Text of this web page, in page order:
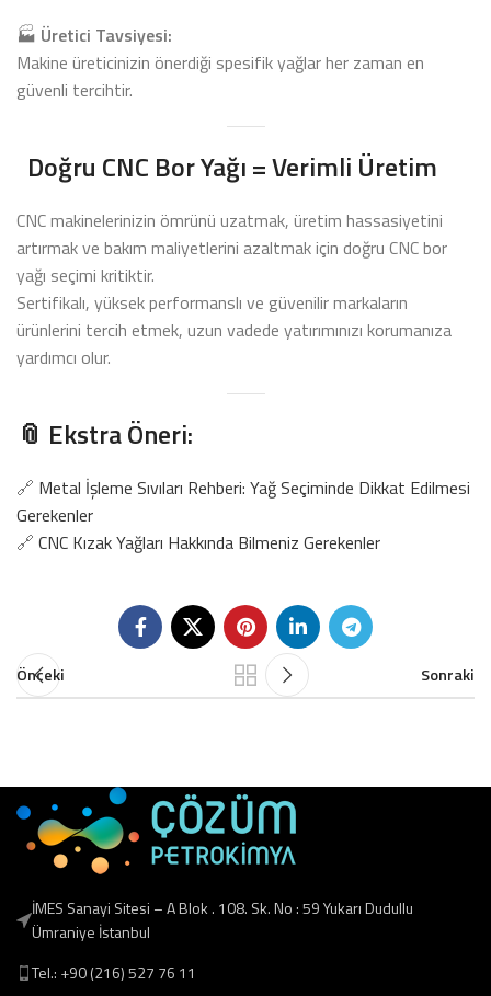
🏭 Üretici Tavsiyesi:
Makine üreticinizin önerdiği spesifik yağlar her zaman en
güvenli tercihtir.
Doğru CNC Bor Yağı = Verimli Üretim
CNC makinelerinizin ömrünü uzatmak, üretim hassasiyetini
artırmak ve bakım maliyetlerini azaltmak için doğru CNC bor
yağı seçimi kritiktir.
Sertifikalı, yüksek performanslı ve güvenilir markaların
ürünlerini tercih etmek, uzun vadede yatırımınızı korumanıza
yardımcı olur.
📎 Ekstra Öneri:
🔗 Metal İşleme Sıvıları Rehberi: Yağ Seçiminde Dikkat Edilmesi
Gerekenler
🔗 CNC Kızak Yağları Hakkında Bilmeniz Gerekenler
Önceki Sonraki
İMES Sanayi Sitesi – A Blok . 108. Sk. No : 59 Yukarı Dudullu
Ümraniye İstanbul
Tel.: +90 (216) 527 76 11